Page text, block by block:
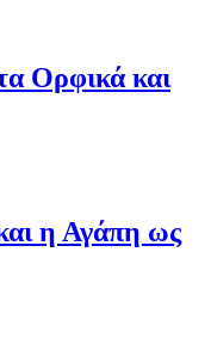
Ορφικά και
η Αγάπη ως